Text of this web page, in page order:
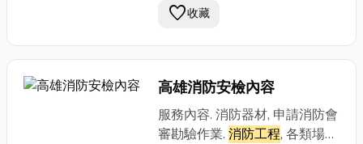
favorite收藏
高雄消防安檢內容
服務內容. 消防器材, 申請消防會
審勘驗作業. 消防工程, 各類場所